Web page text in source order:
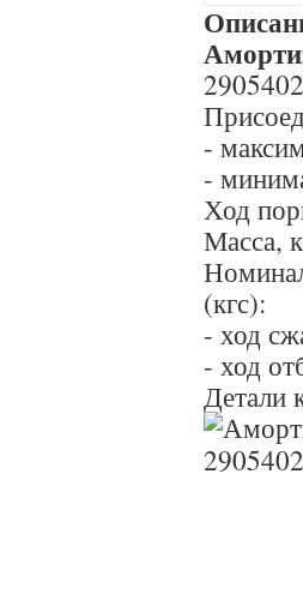
-
-
Ход
Масса,
(кгс):
- ход
- ход
Детали